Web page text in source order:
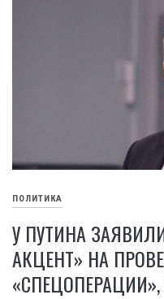
ПОЛИТИКА
У ПУТИНА
АКЦЕНТ» НА